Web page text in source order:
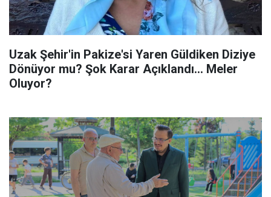
Uzak Şehir'in Pakize'si Yaren Güldiken Diziye
Dönüyor mu? Şok Karar Açıklandı... Meler
Oluyor?